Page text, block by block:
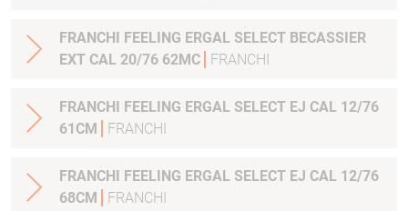
FRANCHI FEELING ERGAL SELECT BECASSIER
EXT CAL 20/76 62MC
FRANCHI
FRANCHI FEELING ERGAL SELECT EJ CAL 12/76
61CM
FRANCHI
FRANCHI FEELING ERGAL SELECT EJ CAL 12/76
68CM
FRANCHI